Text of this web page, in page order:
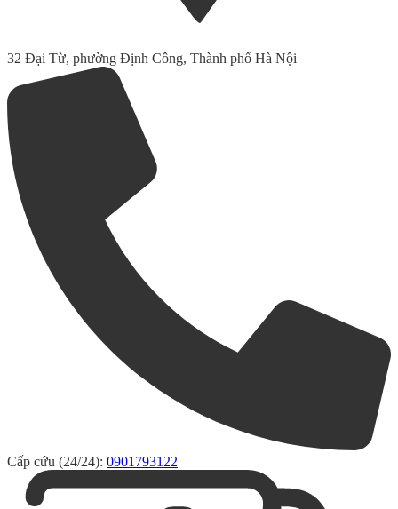
32 Đại Từ, phường Định Công, Thành phố Hà Nội
Cấp cứu (24/24): 0901793122